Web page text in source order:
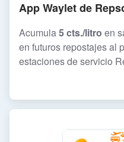
App Waylet de
Acumula5 cts./litro en
en futuros repostajes al
estaciones de servicio